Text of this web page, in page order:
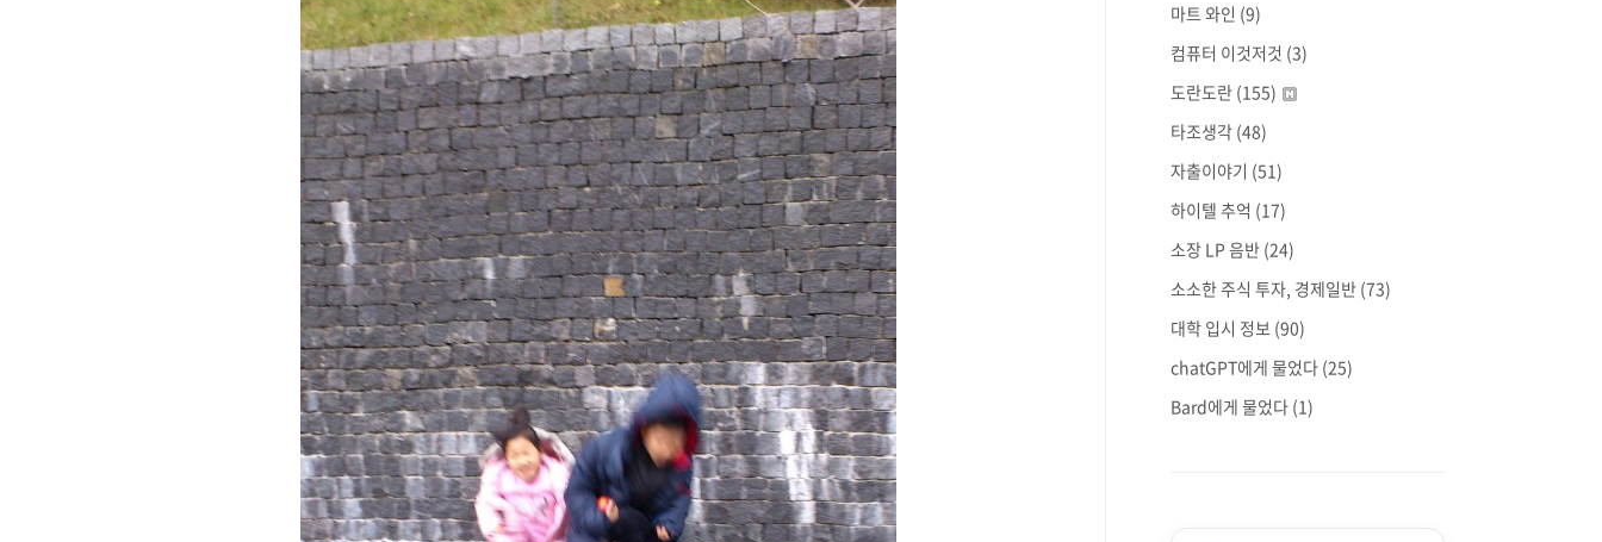
마트 와인 (9)
컴퓨터 이것저것 (3)
도란도란 (155)
타조생각 (48)
자출이야기 (51)
하이텔 추억 (17)
소장 LP 음반 (24)
소소한 주식 투자, 경제일반 (73)
대학 입시 정보 (90)
chatGPT에게 물었다 (25)
Bard에게 물었다 (1)